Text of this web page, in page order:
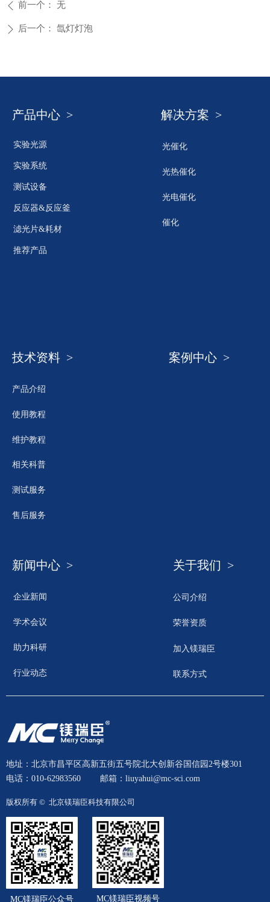
ꄴ 前一个： 无
ꄲ 后一个： 氙灯灯泡
产品中心 >
实验光源
实验系统
测试设备
反应器&反应釜
滤光片&耗材
推荐产品
解决方案 >
光催化
光热催化
光电催化
催化
技术资料 >
产品介绍
使用教程
维护教程
相关科普
测试服务
售后服务
案例中心 >
新闻中心 >
企业新闻
学术会议
助力科研
行业动态
关于我们 >
公司介绍
荣誉资质
加入镁瑞臣
联系方式
版权所有 © 北京镁瑞臣科技有限公司
地址：北京市昌平区高新五街五号院北大创新谷国信园2号楼301
电话：010-62983560 邮箱：liuyahui@mc-sci.com
MC镁瑞臣公众号 MC镁瑞臣视频号